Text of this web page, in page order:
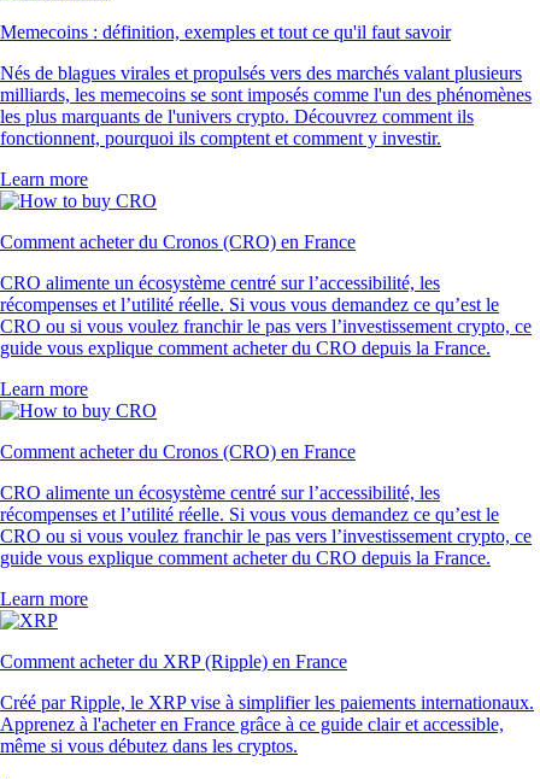
Memecoins : définition, exemples et tout ce qu'il faut savoir
Nés de blagues virales et propulsés vers des marchés valant plusieurs
milliards, les memecoins se sont imposés comme l'un des phénomènes
les plus marquants de l'univers crypto. Découvrez comment ils
fonctionnent, pourquoi ils comptent et comment y investir.
Learn more
Comment acheter du Cronos (CRO) en France
CRO alimente un écosystème centré sur l’accessibilité, les
récompenses et l’utilité réelle. Si vous vous demandez ce qu’est le
CRO ou si vous voulez franchir le pas vers l’investissement crypto, ce
guide vous explique comment acheter du CRO depuis la France.
Learn more
Comment acheter du Cronos (CRO) en France
CRO alimente un écosystème centré sur l’accessibilité, les
récompenses et l’utilité réelle. Si vous vous demandez ce qu’est le
CRO ou si vous voulez franchir le pas vers l’investissement crypto, ce
guide vous explique comment acheter du CRO depuis la France.
Learn more
Comment acheter du XRP (Ripple) en France
Créé par Ripple, le XRP vise à simplifier les paiements internationaux.
Apprenez à l'acheter en France grâce à ce guide clair et accessible,
même si vous débutez dans les cryptos.